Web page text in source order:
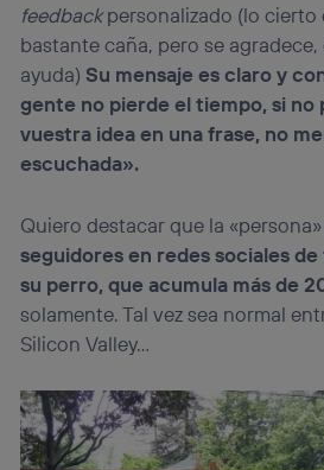
feedbackpersonalizado (lo cierto
bastante caña, pero se agradece,
ayuda)Su mensaje es claro y
gente no pierde el tiempo, si no
vuestra idea en una frase, no
escuchada».
Quiero destacar que la
seguidores en redes sociales de
su perro, que acumula más de
solamente. Tal vez sea normal
Silicon Valley…